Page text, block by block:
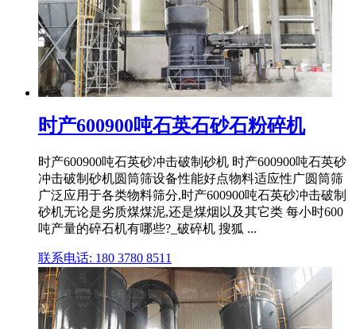
时产600900吨石英石砂石粉碎机
时产600900吨石英砂冲击破制砂机 时产600900吨石英砂
冲击破制砂机圆筒筛设备性能好点物料适应性广圆筒筛
广泛应用于各类物料筛分,时产600900吨石英砂冲击破制
砂机无论是劣质煤煤泥,还是煤烟以及其它类 每小时600
吨产量的碎石机有哪些?_破碎机 搜狐 ...
联系电话: 180 3780 8511